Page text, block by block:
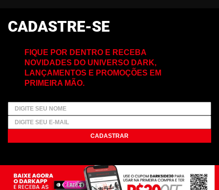
CADASTRE-SE
FIQUE POR DENTRO E RECEBA
NOVIDADES DO UNIVERSO DARK,
LANÇAMENTOS E PROMOÇÕES EM
PRIMEIRA MÃO.
CADASTRAR